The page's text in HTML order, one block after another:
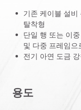
기존 케이블 설비
탈착형
단일 행 또는 이
및 다중 프레임으
전기 아연 도금
용도